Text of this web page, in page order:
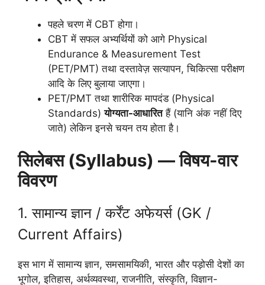
पहले चरण में CBT होगा।
CBT में सफल अभ्यर्थियों को आगे Physical
Endurance & Measurement Test
(PET/PMT) तथा दस्तावेज़ सत्यापन, चिकित्सा परीक्षण
आदि के लिए बुलाया जाएगा।
PET/PMT तथा शारीरिक मापदंड (Physical
Standards)योग्यता-आधारितहैं (यानि अंक नहीं दिए
जाते) लेकिन इनसे चयन तय होता है।
सिलेबस (Syllabus) — विषय-वार
विवरण
1. सामान्य ज्ञान / कर्रेंट अफेयर्स (GK /
Current Affairs)
इस भाग में सामान्य ज्ञान, समसामयिकी, भारत और पड़ोसी देशों का
भूगोल, इतिहास, अर्थव्यवस्था, राजनीति, संस्कृति, विज्ञान-